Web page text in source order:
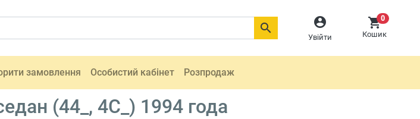

Увійти
0
Кошик

замовлення Особистий кабінет Розпродаж
(44_, 4C_) 1994 года